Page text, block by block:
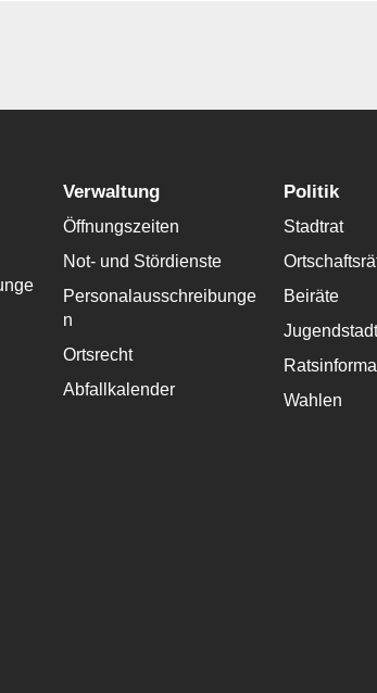
Verwaltung
Öffnungszeiten
Not- und Stördienste
Personalausschreibunge
n
Ortsrecht
Abfallkalender
Politik
Stadtrat
Beiräte
Wahlen